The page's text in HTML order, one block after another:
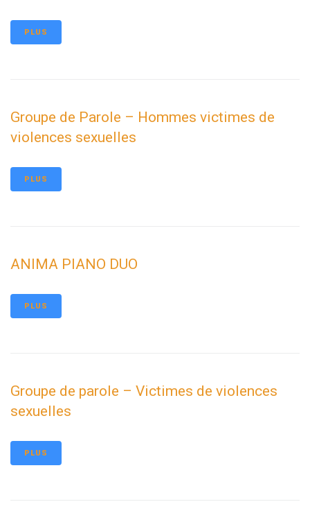
PLUS
Groupe de Parole – Hommes victimes de
violences sexuelles
PLUS
ANIMA PIANO DUO
PLUS
Groupe de parole – Victimes de violences
sexuelles
PLUS